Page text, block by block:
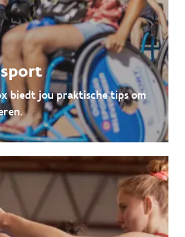
biedt jou praktische tips om